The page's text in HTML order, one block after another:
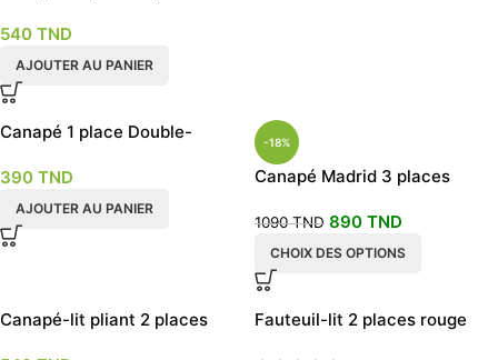
540 TND
AJOUTER AU PANIER
Canapé 1 place Double-
390 TND
AJOUTER AU PANIER
-18%
Canapé Madrid 3 places
1090TND 890 TND
CHOIX DES OPTIONS
Canapé-lit pliant 2 places
Fauteuil-lit 2 places rouge